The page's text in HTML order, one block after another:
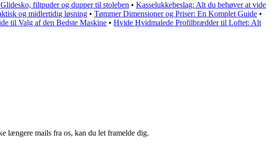
filtpuder og dupper til stoleben • Kasselukkebeslag: Alt du behøver at vide
og midlertidig løsning • Tømmer Dimensioner og Priser: En Komplet Guide •
til Valg af den Bedste Maskine • Hvide Hvidmalede Profilbrædder til Loftet: Alt
længere mails fra os, kan du let framelde dig.